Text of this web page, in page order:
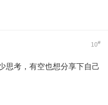
10#
思考，有空也想分享下自己